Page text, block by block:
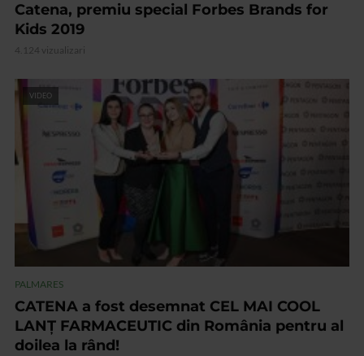
Catena, premiu special Forbes Brands for
Kids 2019
4.124 vizualizari
VIDEO
PALMARES
CATENA a fost desemnat CEL MAI COOL
LANȚ FARMACEUTIC din România pentru al
doilea la rând!